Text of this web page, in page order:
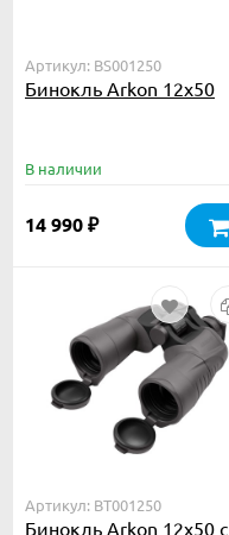
Артикул: BS001250
Бинокль Arkon 12х50
В наличии
14 990 ₽
Артикул: BT001250
Бинокль Arkon 12х50 с